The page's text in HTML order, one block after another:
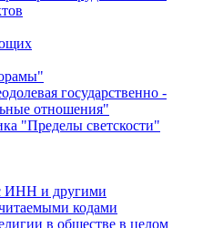
государственно -
отношения"
"Пределы светскости"
ИНН и другими
кодами
в обществе в целом